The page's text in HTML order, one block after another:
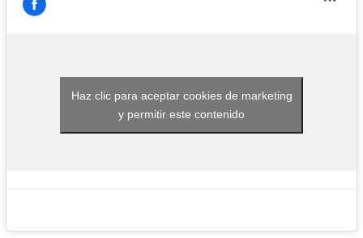
Haz clic para aceptar cookies de marketing
y permitir este contenido